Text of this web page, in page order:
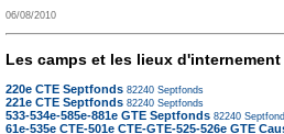
06/08/2010
Les camps et les lieux
220e CTE Septfonds 82240 Septfonds
221e CTE Septfonds 82240 Septfonds
533-534e-585e-881e GTE Septfonds 82240
61e-535e CTE-501e CTE-GTE-525-526e GTE